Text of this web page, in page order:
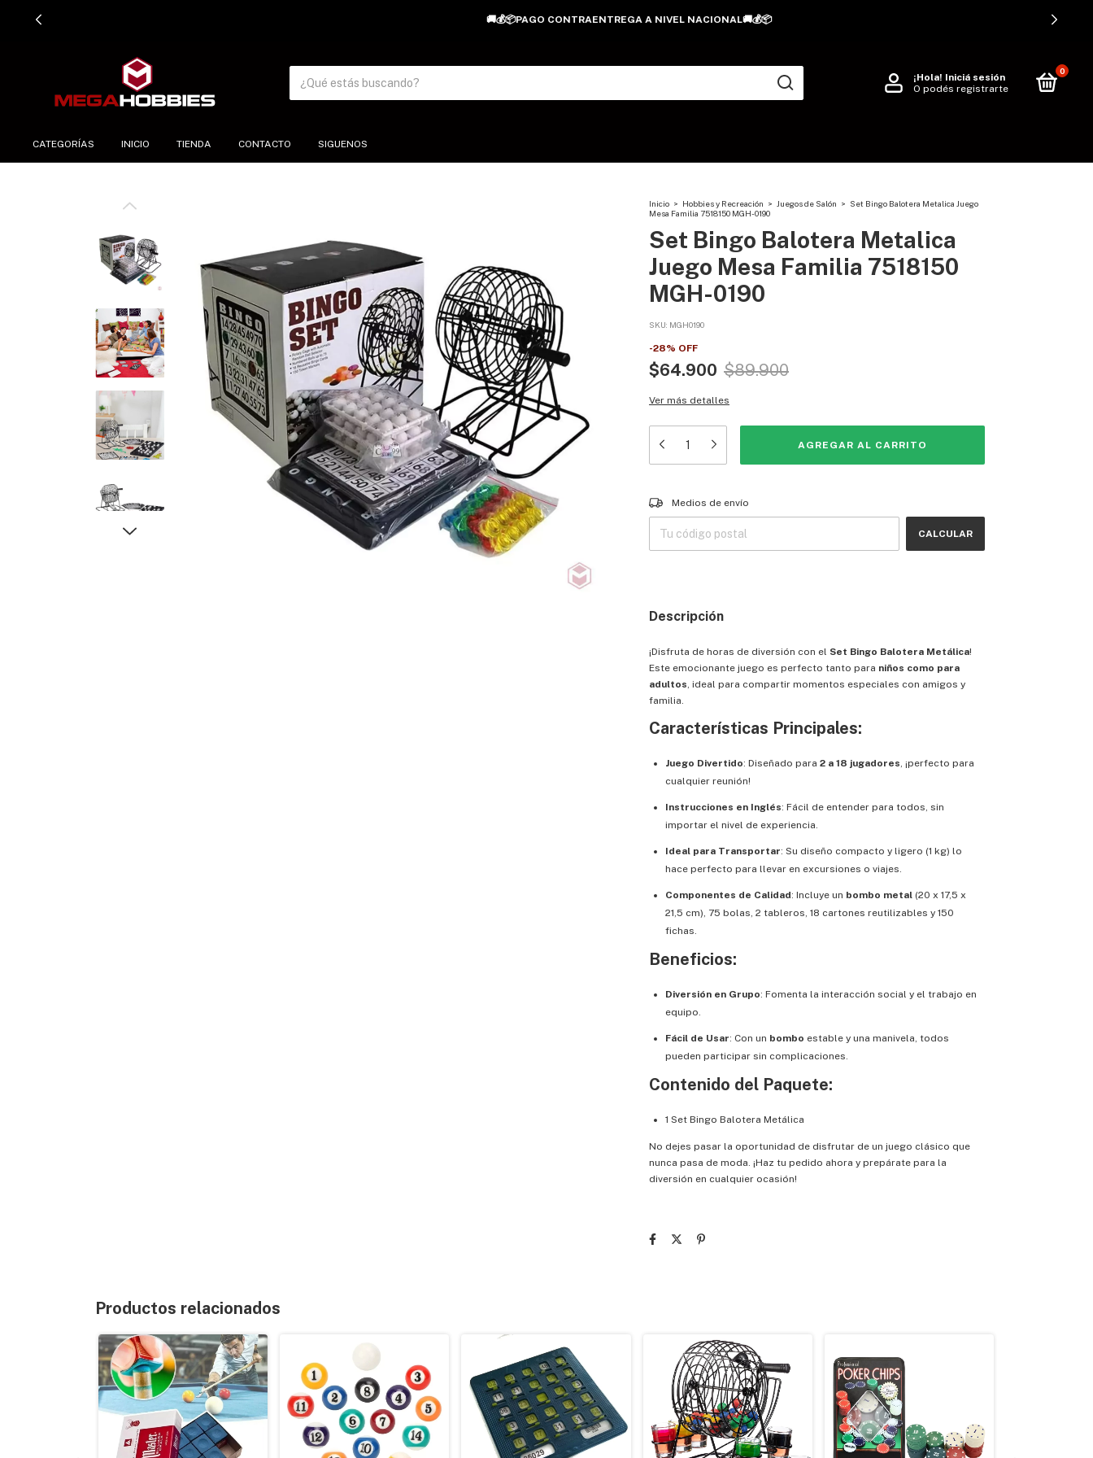
🚚💰📦PAGO CONTRAENTREGA A NIVEL NACIONAL🚚💰📦
¡Hola! Iniciá sesión
O podés registrarte
0
CATEGORÍAS INICIO TIENDA CONTACTO SIGUENOS
Inicio > Hobbies y Recreación > Juegos de Salón > Set Bingo Balotera Metalica Juego
Mesa Familia 7518150 MGH-0190
Set Bingo Balotera Metalica
Juego Mesa Familia 7518150
MGH-0190
SKU: MGH0190
-28% OFF
$64.900 $89.900
Ver más detalles
Entregas para el CP:
Medios de envío
CALCULAR
Descripción
¡Disfruta de horas de diversión con el Set Bingo Balotera Metálica!
Este emocionante juego es perfecto tanto para niños como para
adultos, ideal para compartir momentos especiales con amigos y
familia.
Características Principales:
Juego Divertido: Diseñado para 2 a 18 jugadores, ¡perfecto para
cualquier reunión!
Instrucciones en Inglés: Fácil de entender para todos, sin
importar el nivel de experiencia.
Ideal para Transportar: Su diseño compacto y ligero (1 kg) lo
hace perfecto para llevar en excursiones o viajes.
Componentes de Calidad: Incluye un bombo metal (20 x 17,5 x
21,5 cm), 75 bolas, 2 tableros, 18 cartones reutilizables y 150
fichas.
Beneficios:
Diversión en Grupo: Fomenta la interacción social y el trabajo en
equipo.
Fácil de Usar: Con un bombo estable y una manivela, todos
pueden participar sin complicaciones.
Contenido del Paquete:
1 Set Bingo Balotera Metálica
No dejes pasar la oportunidad de disfrutar de un juego clásico que
nunca pasa de moda. ¡Haz tu pedido ahora y prepárate para la
diversión en cualquier ocasión!
Productos relacionados